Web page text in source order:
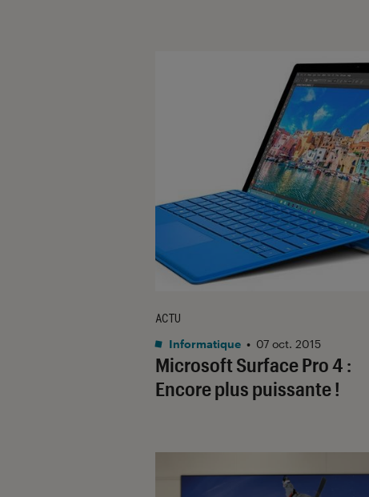
Microsoft Surface Pro 4 :
Encore plus puissante !
ACTU
Informatique • 07 oct. 2015